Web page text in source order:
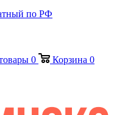
по РФ
0 Корзина 0